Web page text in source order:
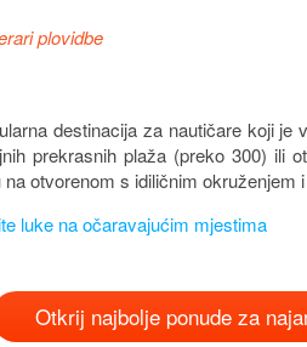
plovidbe
destinacija za nautičare koji
prekrasnih plaža (preko 300) ili
otvorenom s idiličnim
luke na očaravajućim mjestima
Otkrij najbolje ponude za